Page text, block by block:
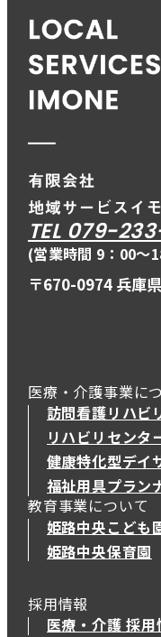
TEL 079-
(営業時間 9：00〜
〒670-0974 兵庫
医療・介護事業に
訪問看護リハビ
リハビリセンタ
健康特化型デイ
健康特化型デイ
福祉用具プラン
教育事業について
姫路中央こども
姫路中央保育園
採用情報
医療・介護 採用